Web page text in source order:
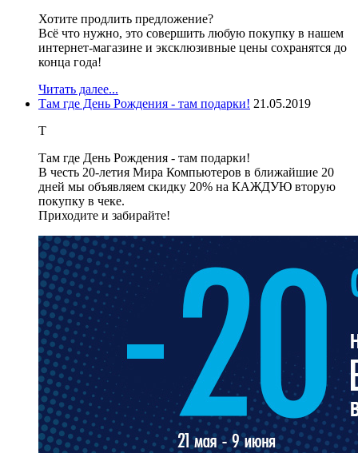
Хотите продлить предложение?
Всё что нужно, это совершить любую покупку в нашем
интернет-магазине и эксклюзивные цены сохранятся до
конца года!
Читать далее...
Там где День Рождения - там подарки! 21.05.2019
Т
Там где День Рождения - там подарки!
В честь 20-летия Мира Компьютеров в ближайшие 20
дней мы объявляем скидку 20% на КАЖДУЮ вторую
покупку в чеке.
Приходите и забирайте!